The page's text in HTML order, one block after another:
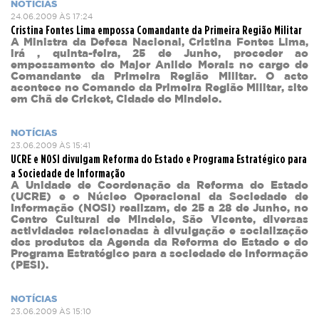
NOTÍCIAS
24.06.2009 ÀS 17:24
Cristina Fontes Lima empossa Comandante da Primeira Região Militar
A Ministra da Defesa Nacional, Cristina Fontes Lima,
irá , quinta-feira, 25 de Junho, proceder ao
empossamento do Major Anildo Morais no cargo de
Comandante da Primeira Região Militar. O acto
acontece no Comando da Primeira Região Militar, sito
em Chã de Cricket, Cidade do Mindelo.
NOTÍCIAS
23.06.2009 ÀS 15:41
UCRE e NOSI divulgam Reforma do Estado e Programa Estratégico para
a Sociedade de Informação
A Unidade de Coordenação da Reforma do Estado
(UCRE) e o Núcleo Operacional da Sociedade de
Informação (NOSI) realizam, de 25 a 28 de Junho, no
Centro Cultural de Mindelo, São Vicente, diversas
actividades relacionadas à divulgação e socialização
dos produtos da Agenda da Reforma do Estado e do
Programa Estratégico para a sociedade de informação
(PESI).
NOTÍCIAS
23.06.2009 ÀS 15:10